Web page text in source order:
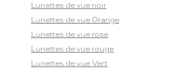
Lunettes de vue noir
Lunettes de vue Orange
Lunettes de vue rose
Lunettes de vue rouge
Lunettes de vue Vert